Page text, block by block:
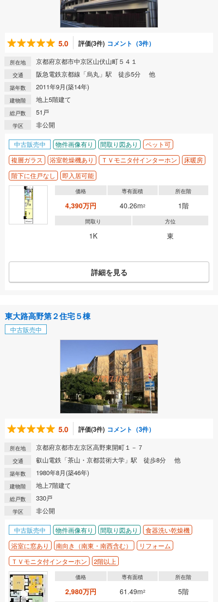
5.0 評価(3件) コメント（3件）
所在地 京都府京都市中京区山伏山町５４１
交通 阪急電鉄京都線「烏丸」駅 徒歩5分 他
築年数 2011年9月(築14年)
建物階 地上5階建て
総戸数 51戸
学区 非公開
中古販売中 物件画像有り 間取り図あり
ペット可
複層ガラス
浴室乾燥機あり ＴＶモニタ付インターホン
床暖房
階下に住戸なし
即入居可能
価格
4,390万円
専有面積
40.26m2
所在階
1階
間取り
1K
方位
東
詳細を見る
東大路高野第２住宅５棟
中古販売中
5.0 評価(3件) コメント（3件）
所在地 京都府京都市左京区高野東開町１－７
交通 叡山電鉄「茶山・京都芸術大学」駅 徒歩8分 他
築年数 1980年8月(築46年)
建物階 地上7階建て
総戸数 330戸
学区 非公開
中古販売中 物件画像有り 間取り図あり
食器洗い乾燥機
浴室に窓あり
南向き（南東・南西含む）
リフォーム
ＴＶモニタ付インターホン
2階以上
価格
2,980万円
専有面積
61.49m2
所在階
5階